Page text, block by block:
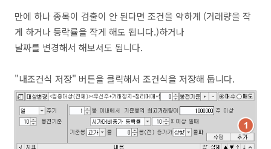
만에 하나 종목이 검출이 안 된다면 조건을 약하게 (거래량을 작
게 하거나 등락률을 작게 해도 됩니다.)하거나
날짜를 변경해서 해보셔도 됩니다.
"내조건식 저장" 버튼을 클릭해서 조건식을 저장해 둡니다.